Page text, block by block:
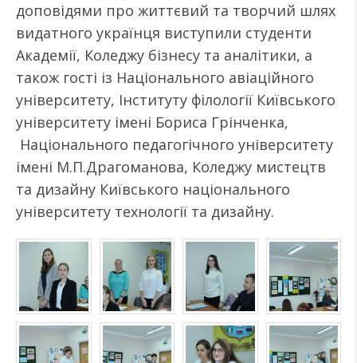
доповідями про життєвий та творчий шлях
видатного українця виступили студенти
Академії, Коледжу бізнесу та аналітики, а
також гості із Національного авіаційного
університету, Інституту філології Київського
університету імені Бориса Грінченка,
Національного педагогічного університету
імені М.П.Драгоманова, Коледжу мистецтв
та дизайну Київського національного
університету технології та дизайну.